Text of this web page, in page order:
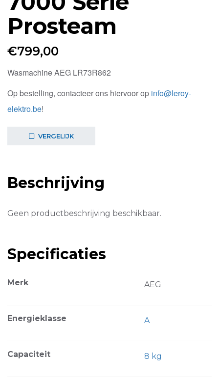
Prosteam
€799,00
Wasmachine AEG LR73R862
Op bestelling, contacteer ons hiervoor op info@leroy-
elektro.be!
VERGELIJK
Beschrijving
Geen productbeschrijving beschikbaar.
Specificaties
Merk AEG
Energieklasse A
Capaciteit 8 kg